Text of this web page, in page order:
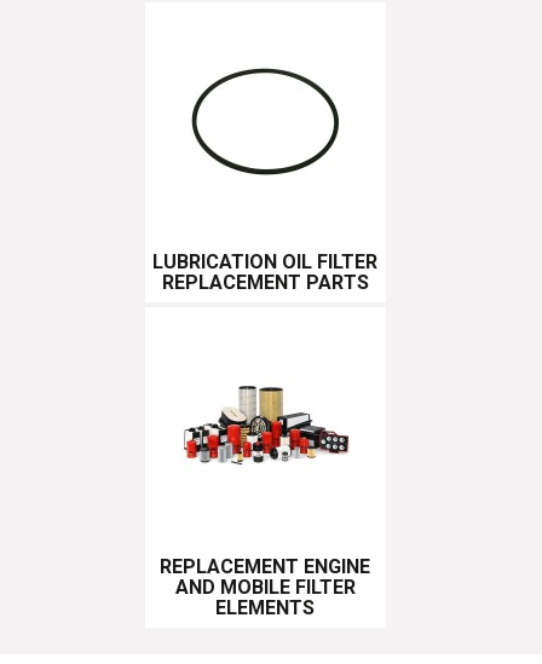
LUBRICATION OIL FILTER
REPLACEMENT PARTS
REPLACEMENT ENGINE
AND MOBILE FILTER
ELEMENTS